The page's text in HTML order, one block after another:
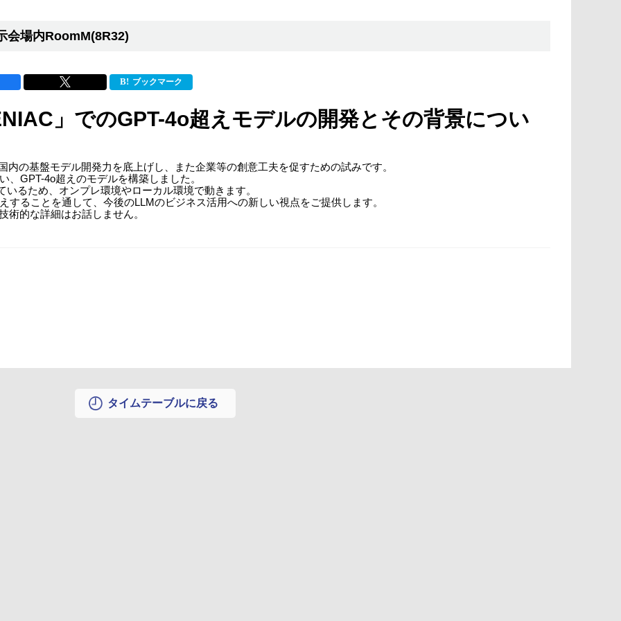
会場内RoomM(8R32)
ブックマーク
」でのGPT-4o超えモデルの開発とその背景につい
の基盤モデル開発力を底上げし、また企業等の創意工夫を促すための試みです。
GPT-4o超えのモデルを構築しました。
るため、オンプレ環境やローカル環境で動きます。
ることを通して、今後のLLMのビジネス活用への新しい視点をご提供します。
的な詳細はお話しません。
タイムテーブルに戻る